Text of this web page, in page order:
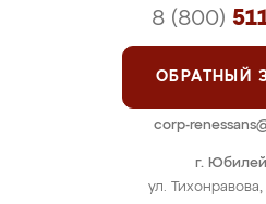
г.
ул.
8 (800)
ОБРАТНЫЙ
corp-